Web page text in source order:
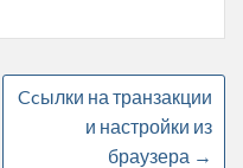
Ccылки на транзакции
и настройки из
браузера →